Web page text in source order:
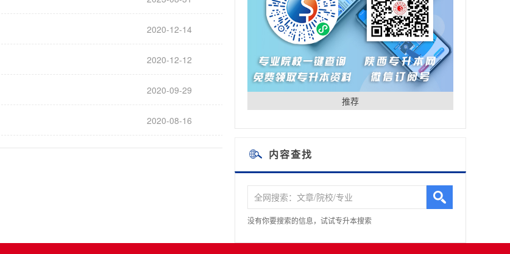
2020-12-14
2020-12-12
2020-09-29
2020-08-16
推荐
内容查找
没有你要搜索的信息，试试专升本搜索